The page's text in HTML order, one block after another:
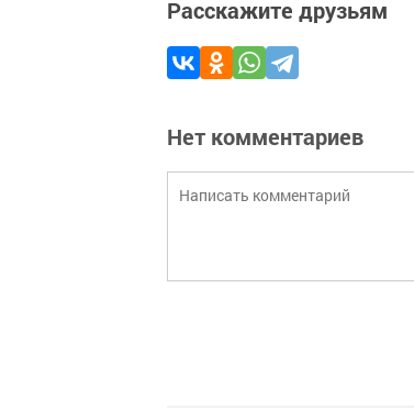
Расскажите друзьям
Нет комментариев